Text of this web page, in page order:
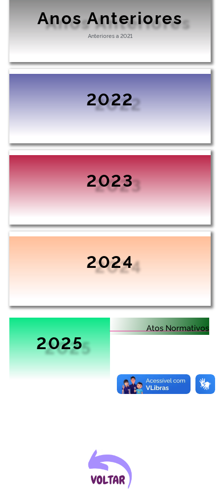
Ministério de Minas e Energia
Banco Central do Brasil
Anos Anteriores
Anteriores a 2021
2022
2023
2024
2025
AtosNormativos